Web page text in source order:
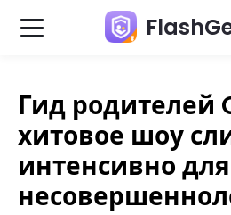
Гид родителей
хитовое шоу
интенсивно для